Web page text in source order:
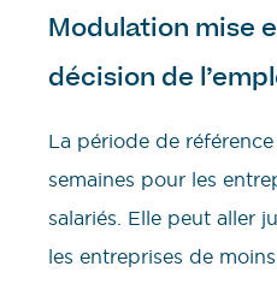
Modulation mise
décision de
La période de
semaines pour les
salariés. Elle peut aller
les entreprises de